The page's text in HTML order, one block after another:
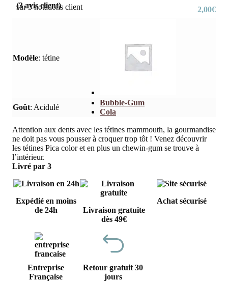
sur3notations client
(3avis client) 2,00€
Attention aux dents avec les tétines mammouth, la gourmandise
ne doit pas vous pousser à croquer trop tôt ! Venez découvrir
les tétines Pica color et en plus un chewin-gum se trouve à
l’intérieur.
Livré par 3
Modèle: tétine
Goût: Acidulé
Bubble-Gum
Cola
Expédié en moins
de 24h
Livraison gratuite
dès 49€
Achat sécurisé
Entreprise
Française
Retour gratuit 30
jours